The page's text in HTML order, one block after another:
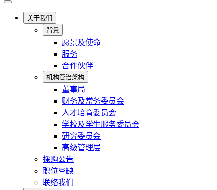
关于我们
背景
愿景及使命
服务
合作伙伴
机构管治架构
董事局
财务及常务委员会
人才培育委员会
学校及学生服务委员会
研究委员会
高级管理层
採购公告
职位空缺
联络我们